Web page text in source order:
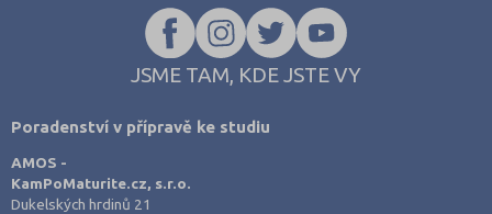
JSME TAM, KDE JSTE VY
Poradenství v přípravě ke studiu
AMOS -
KamPoMaturite.cz, s.r.o.
Dukelských hrdinů 21